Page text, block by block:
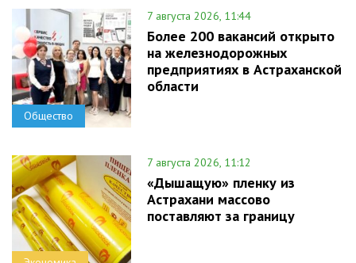
Общество
7 августа 2026, 11:44
Более 200 вакансий открыто
на железнодорожных
предприятиях в Астраханской
области
7 августа 2026, 11:12
«Дышащую» пленку из
Астрахани массово
поставляют за границу